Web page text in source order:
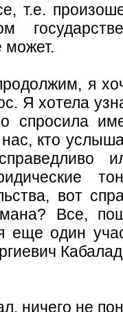
т.е.
может.
я
Я хотела
спросила
кто
вот
Все,
еще один
ничего не